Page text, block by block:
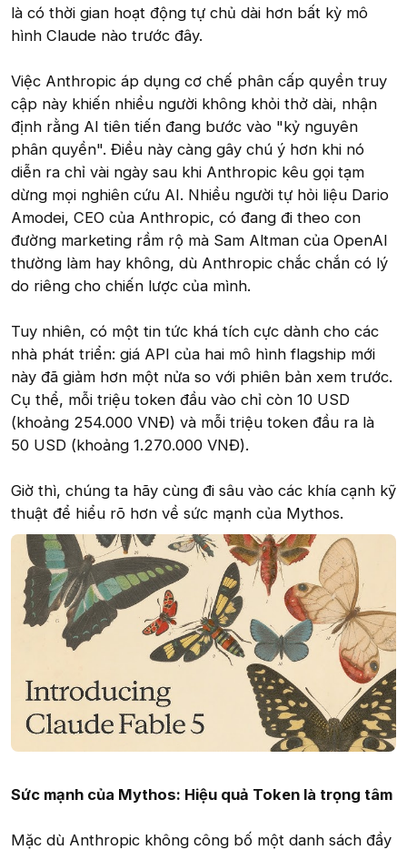
là có thời gian hoạt động tự chủ dài hơn bất kỳ mô
hình Claude nào trước đây.
Việc Anthropic áp dụng cơ chế phân cấp quyền truy
cập này khiến nhiều người không khỏi thở dài, nhận
định rằng AI tiên tiến đang bước vào "kỷ nguyên
phân quyền". Điều này càng gây chú ý hơn khi nó
diễn ra chỉ vài ngày sau khi Anthropic kêu gọi tạm
dừng mọi nghiên cứu AI. Nhiều người tự hỏi liệu Dario
Amodei, CEO của Anthropic, có đang đi theo con
đường marketing rầm rộ mà Sam Altman của OpenAI
thường làm hay không, dù Anthropic chắc chắn có lý
do riêng cho chiến lược của mình.
Tuy nhiên, có một tin tức khá tích cực dành cho các
nhà phát triển: giá API của hai mô hình flagship mới
này đã giảm hơn một nửa so với phiên bản xem trước.
Cụ thể, mỗi triệu token đầu vào chỉ còn 10 USD
(khoảng 254.000 VNĐ) và mỗi triệu token đầu ra là
50 USD (khoảng 1.270.000 VNĐ).
Giờ thì, chúng ta hãy cùng đi sâu vào các khía cạnh kỹ
thuật để hiểu rõ hơn về sức mạnh của Mythos.
Sức mạnh của Mythos: Hiệu quả Token là trọng tâm
Mặc dù Anthropic không công bố một danh sách đầy